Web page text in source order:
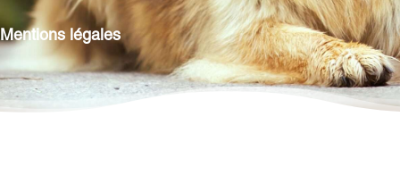
Mentions légales